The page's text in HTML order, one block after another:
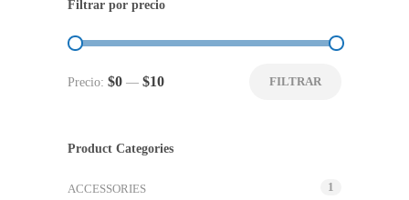
up
down
to
result.
enter
Filtrar por precio
FILTRAR
Precio: $0 — $10
Product Categories
ACCESSORIES 1